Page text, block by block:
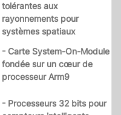
tolérantes aux
rayonnements pour
systèmes spatiaux
- Carte System-On-Module
fondée sur un cœur de
processeur Arm9
- Processeurs 32 bits pour